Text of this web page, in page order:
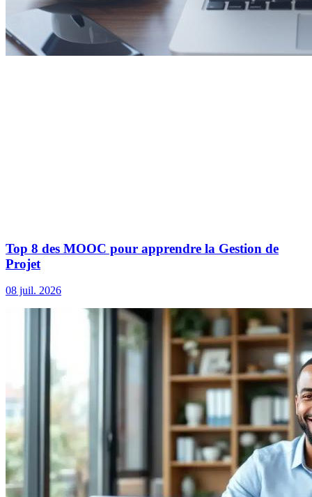
Top 8 des MOOC pour apprendre la Gestion de
Projet
08 juil. 2026